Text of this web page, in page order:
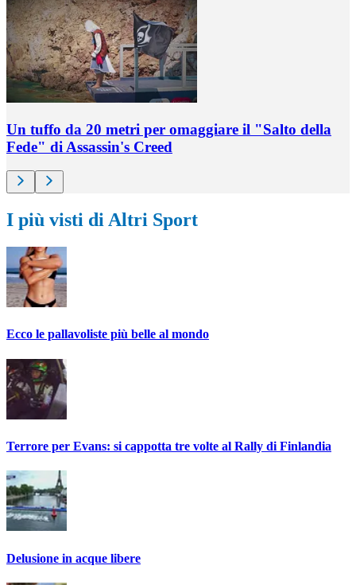
Un tuffo da 20 metri per omaggiare il "Salto della
Fede" di Assassin's Creed
I più visti di Altri Sport
Ecco le pallavoliste più belle al mondo
Terrore per Evans: si cappotta tre volte al Rally di Finlandia
Delusione in acque libere